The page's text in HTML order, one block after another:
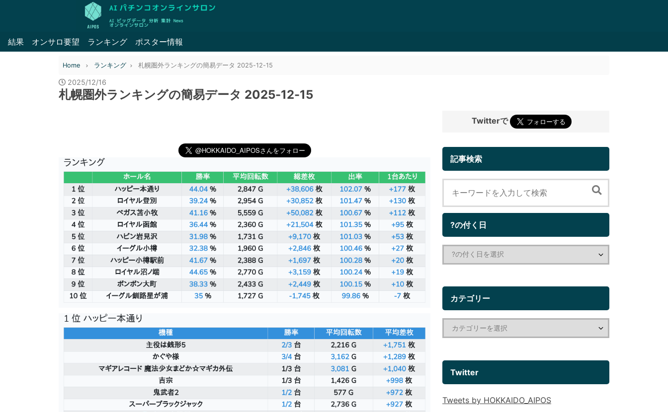
結果 オンサロ要望 ランキング ポスター情報
Home ランキング 札幌圏外ランキングの簡易データ 2025-12-15
2025/12/16
札幌圏外ランキングの簡易データ 2025-12-15
Twitterで
記事検索
?の付く日
カテゴリー
Twitter
Tweets by HOKKAIDO_AIPOS